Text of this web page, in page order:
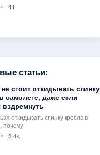
41
статьи:
стоит откидывать спинку
самолете, даже если
вздремнуть
откидывать спинку кресла в
почему
3.4к.